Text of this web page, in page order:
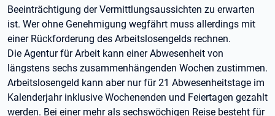
Beeinträchtigung der Vermittlungsaussichten zu erwarten
ist. Wer ohne Genehmigung wegfährt muss allerdings mit
einer Rückforderung des Arbeitslosengelds rechnen.
Die Agentur für Arbeit kann einer Abwesenheit von
längstens sechs zusammenhängenden Wochen zustimmen.
Arbeitslosengeld kann aber nur für 21 Abwesenheitstage im
Kalenderjahr inklusive Wochenenden und Feiertagen gezahlt
werden. Bei einer mehr als sechswöchigen Reise besteht für